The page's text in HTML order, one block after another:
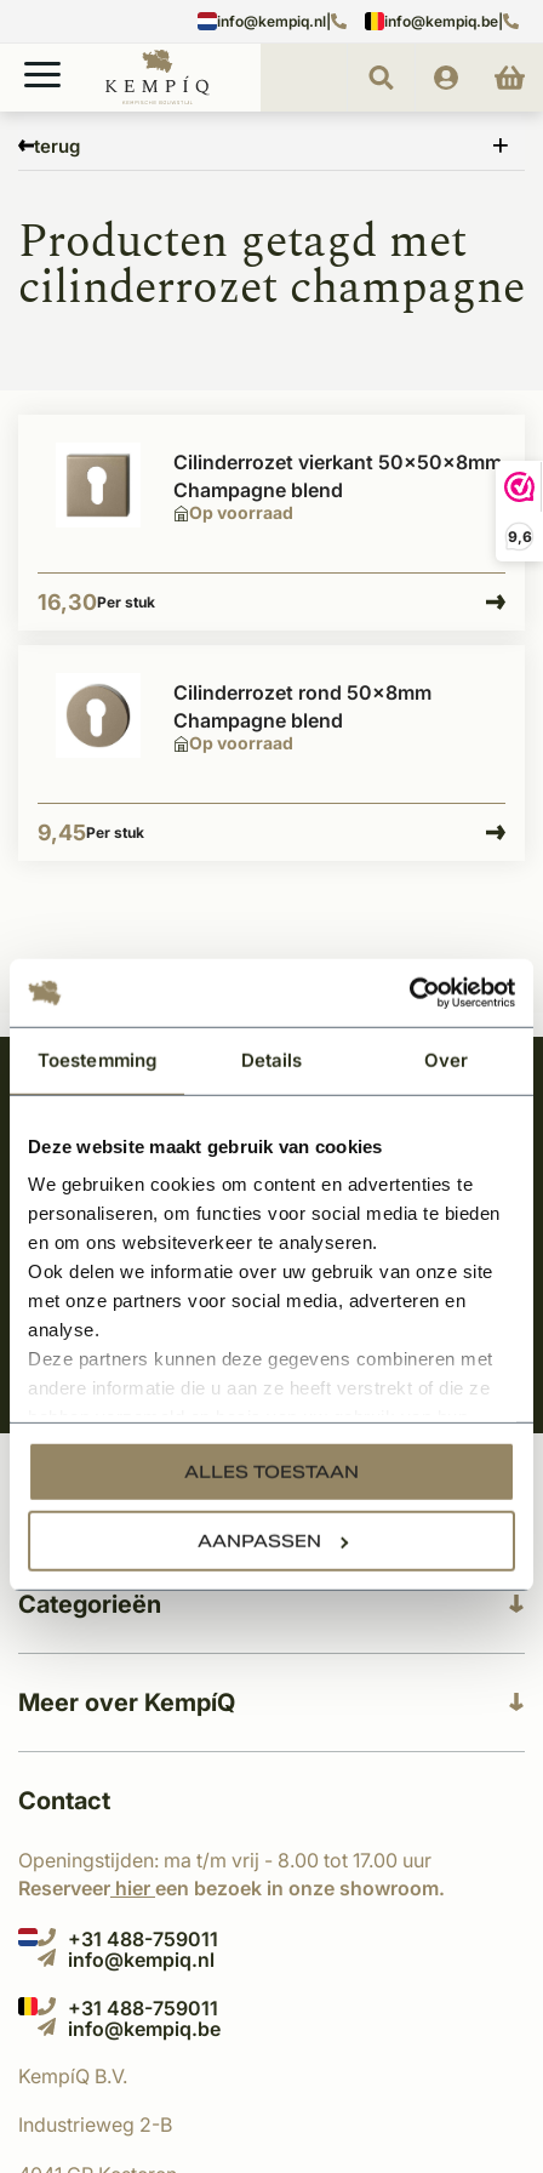
Toestemming Details Over
Deze website maakt gebruik van cookies
We gebruiken cookies om content en advertenties te
personaliseren, om functies voor social media te bieden
en om ons websiteverkeer te analyseren.
Ook delen we informatie over uw gebruik van onze site
met onze partners voor social media, adverteren en
analyse.
Deze partners kunnen deze gegevens combineren met
andere informatie die u aan ze heeft verstrekt of die ze
services.
ALLES TOESTAAN
AANPASSEN
9,6
info@kempiq.nl info@kempiq.be
terug
cilinderrozet champagne
Producten getagd met
cilinderrozet champagne
Op voorraad
Cilinderrozet vierkant 50x50x8mm
Champagne blend
16,30Per stuk
Op voorraad
Cilinderrozet rond 50x8mm
Champagne blend
9,45Per stuk
Meld je aan en ontvang het laatste nieuws
Meer over KempíQ
Klantenservice
Categorieën
Contact
Openingstijden: ma t/m vrij - 8.00 tot 17.00 uur
Reserveer hier een bezoek in onze showroom.
+31 488-759011
info@kempiq.nl
+31 488-759011
info@kempiq.be
KempíQ B.V.
Industrieweg 2-B